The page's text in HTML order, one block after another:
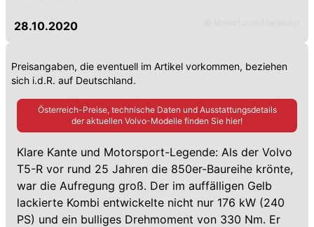
28.10.2020
Preisangaben, die eventuell im Artikel vorkommen, beziehen
sich i.d.R. auf Deutschland.
Österreich-Preise, technische Daten und Ausstattungsdetails
der aktuellen Volvo-Modelle finden Sie hier!
Klare Kante und Motorsport-Legende: Als der Volvo
T5-R vor rund 25 Jahren die 850er-Baureihe krönte,
war die Aufregung groß. Der im auffälligen Gelb
lackierte Kombi entwickelte nicht nur 176 kW (240
PS) und ein bulliges Drehmoment von 330 Nm. Er